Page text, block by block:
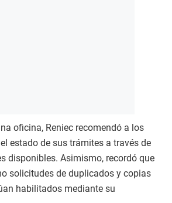
oficina, Reniec recomendó a los
estado de sus trámites a través de
disponibles. Asimismo, recordó que
solicitudes de duplicados y copias
habilitados mediante su